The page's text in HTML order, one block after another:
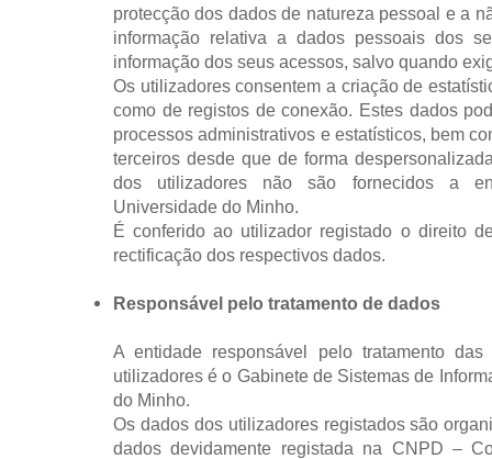
protecção dos dados de natureza pessoal e a
informação relativa a dados pessoais dos
informação dos seus acessos, salvo quando
Os utilizadores consentem a criação de
como de registos de conexão. Estes dados
processos administrativos e estatísticos, bem
terceiros desde que de forma
dos utilizadores não são fornecidos a
Universidade do Minho.
É conferido ao utilizador registado o direito
rectificação dos respectivos dados.
Responsável pelo tratamento de dados
A entidade responsável pelo tratamento
utilizadores é o Gabinete de Sistemas de
do Minho.
Os dados dos utilizadores registados são
dados devidamente registada na CNPD –